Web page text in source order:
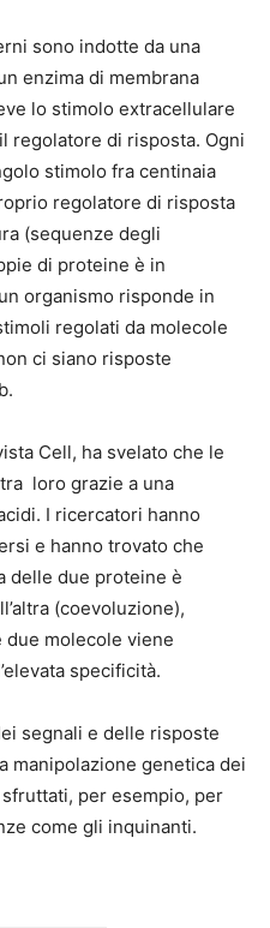
sono indotte da una
enzima di membrana
lo stimolo extracellulare
regolatore di risposta. Ogni
stimolo fra centinaia
regolatore di risposta
(sequenze degli
di proteine è in
organismo risponde in
regolati da molecole
ci siano risposte
Cell, ha svelato che le
loro grazie a una
I ricercatori hanno
e hanno trovato che
delle due proteine è
(coevoluzione),
due molecole viene
specificità.
segnali e delle risposte
manipolazione genetica dei
per esempio, per
come gli inquinanti.